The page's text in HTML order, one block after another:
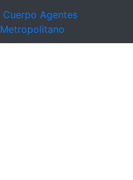
Cuerpo Agentes
Metropolitano